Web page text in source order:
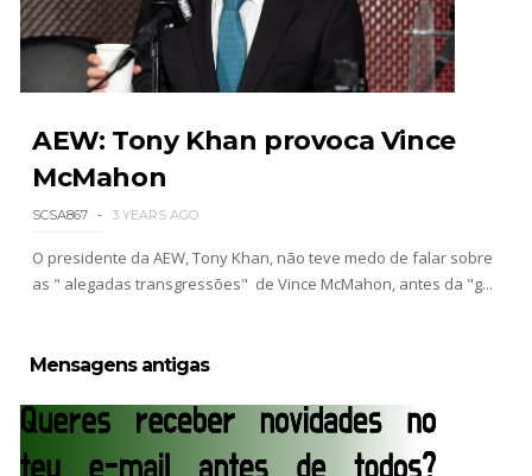
AEW Dynamite 29JUL26
Unknown-Jul 30 2026
WWE NXT 28 JULY 2026
Unknown-Jul 29 2026
Throwback: The Rock vs Brock Lesnar:
SummerSlam 2002 - Undisputed WWE
SCSA867-Jul 28 2026
WWE Monday Night Raw 27 July 2026
Unknown-Jul 28 2026
AEW: Tony Khan provoca Vince
McMahon
SCSA867 3 YEARS AGO
O presidente da AEW, Tony Khan, não teve medo de falar sobre
as " alegadas transgressões" de Vince McMahon, antes da "g...
Mensagens antigas